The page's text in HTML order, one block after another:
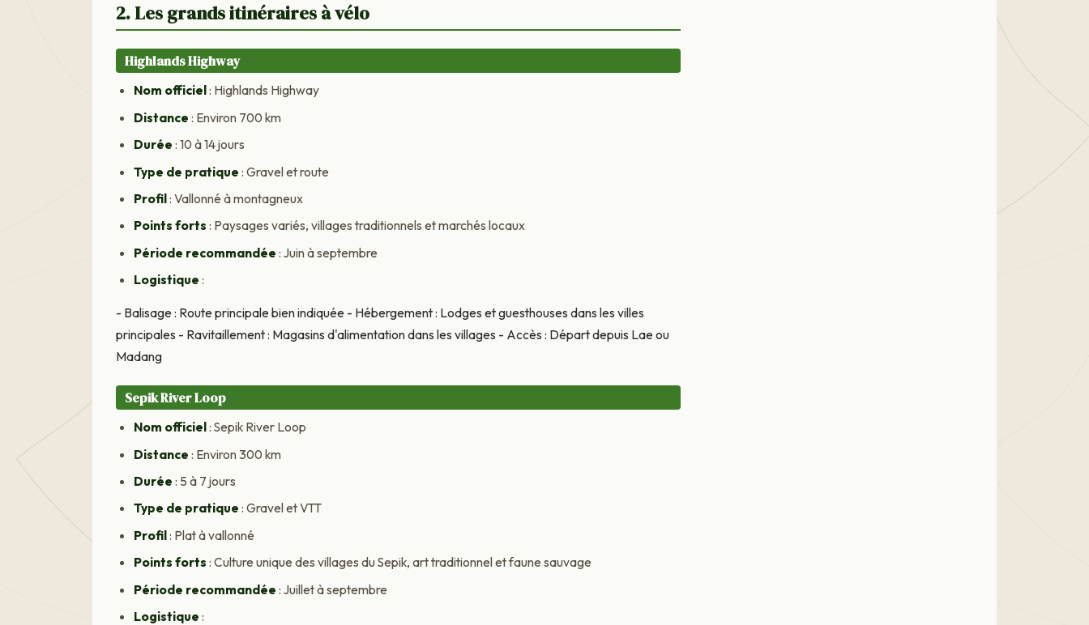
2. Les grands itinéraires à vélo
Highlands Highway
Nom officiel: Highlands Highway
Distance : Environ 700 km
Durée : 10 à 14 jours
Type de pratique : Gravel et route
Profil: Vallonné à montagneux
Points forts : Paysages variés, villages traditionnels et marchés locaux
Période recommandée : Juin à septembre
Logistique :
- Balisage : Route principale bien indiquée - Hébergement : Lodges et guesthouses dans les villes
principales - Ravitaillement : Magasins d'alimentation dans les villages - Accès : Départ depuis Lae ou
Madang
Sepik River Loop
Nom officiel: Sepik River Loop
Distance : Environ 300 km
Durée : 5 à 7 jours
Type de pratique : Gravel et VTT
Profil: Plat à vallonné
Points forts : Culture unique des villages du Sepik, art traditionnel et faune sauvage
Période recommandée : Juillet à septembre
Logistique :